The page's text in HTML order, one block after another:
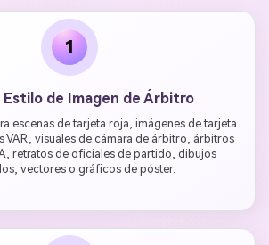
1
Estilo de Imagen de Árbitro
escenas de tarjeta roja, imágenes de tarjeta
VAR, visuales de cámara de árbitro, árbitros
retratos de oficiales de partido, dibujos
vectores o gráficos de póster.